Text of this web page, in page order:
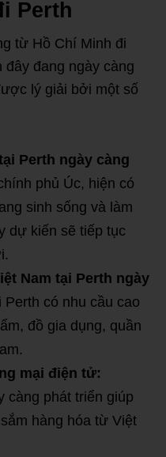
Perth
từ Hồ Chí Minh đi
đang ngày càng
lý giải bởi một số
Perth ngày càng
phủ Úc, hiện có
sinh sống và làm
dự kiến sẽ tiếp tục
Nam tại Perth ngày
có nhu cầu cao
đồ gia dụng, quần
mại điện tử:
càng phát triển giúp
hàng hóa từ Việt